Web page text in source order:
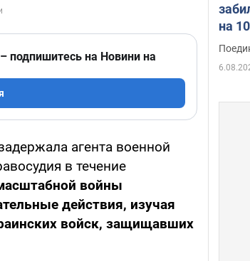
подпишитесь на Новини на
агента военной
в течение
войны
действия, изучая
войск, защищавших
на